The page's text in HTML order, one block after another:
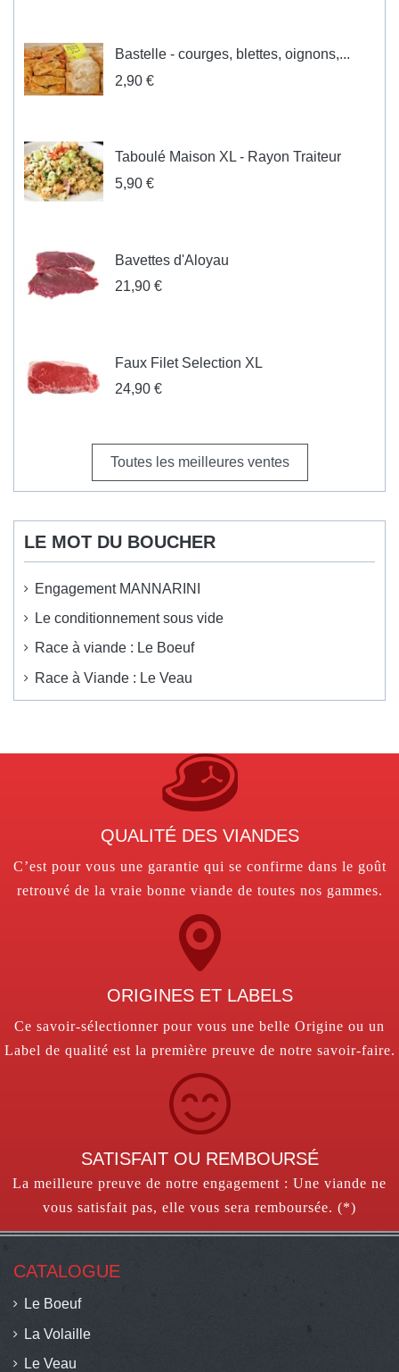
Bastelle - courges, blettes, oignons,...
2,90 €
Taboulé Maison XL - Rayon Traiteur
5,90 €
Bavettes d'Aloyau
21,90 €
Faux Filet Selection XL
24,90 €
Toutes les meilleures ventes
LE MOT DU BOUCHER
Engagement MANNARINI
Le conditionnement sous vide
Race à viande : Le Boeuf
Race à Viande : Le Veau
QUALITÉ DES VIANDES
C’est pour vous une garantie qui se confirme dans le goût
retrouvé de la vraie bonne viande de toutes nos gammes.
ORIGINES ET LABELS
Ce savoir-sélectionner pour vous une belle Origine ou un
Label de qualité est la première preuve de notre savoir-faire.
SATISFAIT OU REMBOURSÉ
La meilleure preuve de notre engagement : Une viande ne
vous satisfait pas, elle vous sera remboursée. (*)
CATALOGUE
Le Boeuf
La Volaille
Le Veau